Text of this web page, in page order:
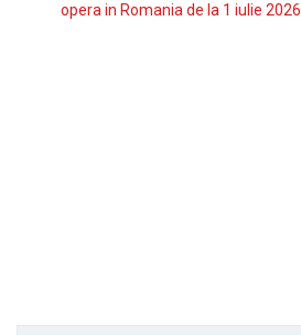
opera in Romania de la 1 iulie 2026